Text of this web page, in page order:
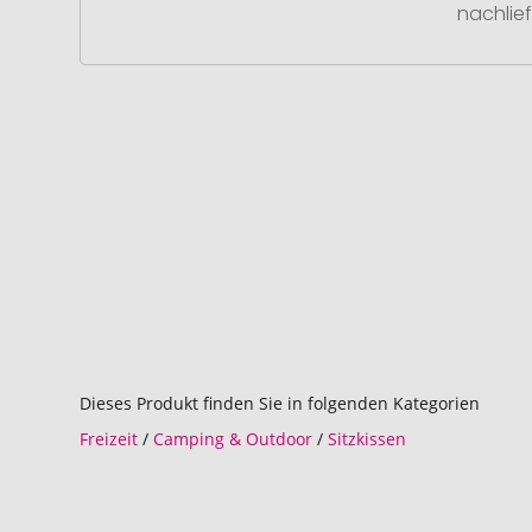
Dieses Produkt finden Sie in folgenden Kategorien
Freizeit /Camping & Outdoor /Sitzkissen